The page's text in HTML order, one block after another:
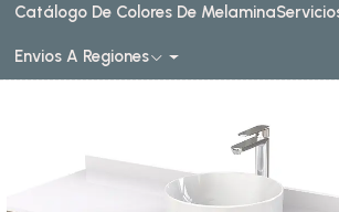
Catálogo De Colores De Melamina
Envios A Regiones